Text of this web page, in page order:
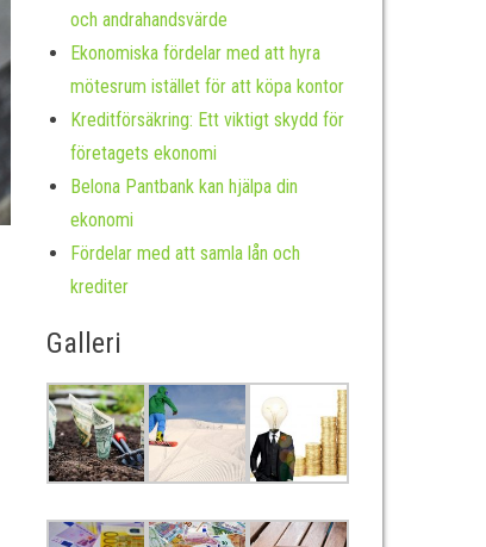
och andrahandsvärde
Ekonomiska fördelar med att hyra
mötesrum istället för att köpa kontor
Kreditförsäkring: Ett viktigt skydd för
företagets ekonomi
Belona Pantbank kan hjälpa din
ekonomi
Fördelar med att samla lån och
krediter
Galleri